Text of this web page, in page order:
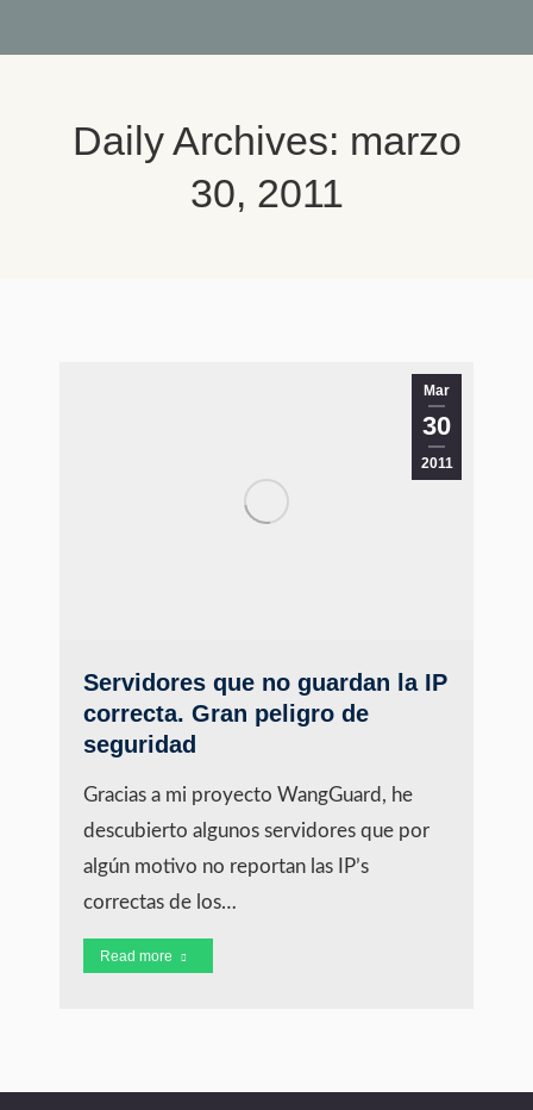
Daily Archives: marzo
30, 2011
Mar
30
2011
Servidores que no guardan la IP
correcta. Gran peligro de
seguridad
Gracias a mi proyecto WangGuard, he
descubierto algunos servidores que por
algún motivo no reportan las IP’s
correctas de los…
Read more